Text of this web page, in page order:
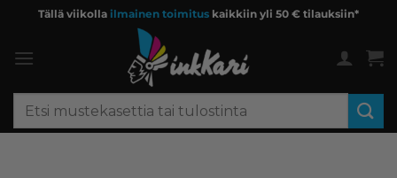
content
Tällä viikolla ilmainen toimitus kaikkiin yli 50 € tilauksiin*
Etsi: